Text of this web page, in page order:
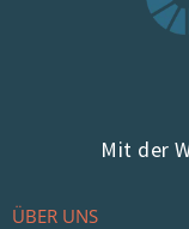
Mit der
ÜBER UNS